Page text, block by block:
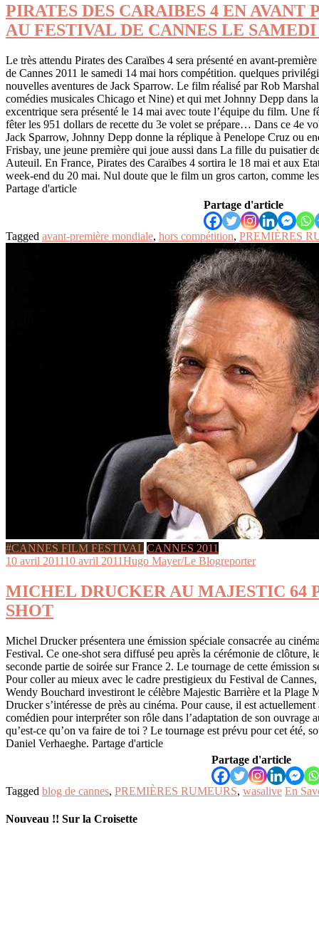
PIRATES DES CARAIBES 4 EN AVANT
AU FESTIVAL DE CANNES LE
Le très attendu Pirates des Caraïbes 4 sera présenté en avant-
de Cannes 2011 le samedi 14 mai hors compétition. quelques
nouvelles aventures de Jack Sparrow. Le film réalisé par Rob
comédies musicales Chicago et Nine) et qui met Johnny Depp dans
excentrique sera présenté le 14 mai avec toute l’équipe du film. Une
fêter les 951 dollars de recette du 3e volet se prépare… Dans ce 4e
Jack Sparrow, Johnny Depp donne la réplique à Penelope Cruz ou
Frisbay, une jeune première qui joue aussi dans La fille du puisatier
Auteuil. En France, Pirates des Caraïbes 4 sortira le 18 mai et aux
week-end du 20 mai. Nul doute que le film un gros carton, comme
Partage d'article
Partage d'article
Tagged avant-première mondiale, hors compétition, PREMIÈRES
#CANNES FILM FESTIVAL CANNES 2011
10 avril 201110 avril 2011Hugo Mayer/Le Blogreporter
MICHEL DRUCKER AU MAJESTIC 64
SHOT
Michel Drucker présentera une émission spéciale consacrée au
Festival. Ce one-shot sera diffusé peu après la cérémonie de clôture,
seconde partie de soirée sur France 2. Le tournage de cette émission
Pour coller au mieux avec le cadre prestigieux du Festival de
Wendy Bouchard investiront le célèbre Majestic Barrière et la Plage
Drucker s’intéresse de près au cinéma. Pour cause, il est actuellement
comédien pour interpréter son rôle dans l’adaptation de son ouvrage
qu’est-ce qu’on va faire de toi ? Le tournage est prévu pour cet été,
Daniel Verhaeghe. Partage d'article
Partage d'article
Tagged blog de cannes, PREMIÈRES RUMEURS, wasalive En
Nouveau !! Sur la Croisette